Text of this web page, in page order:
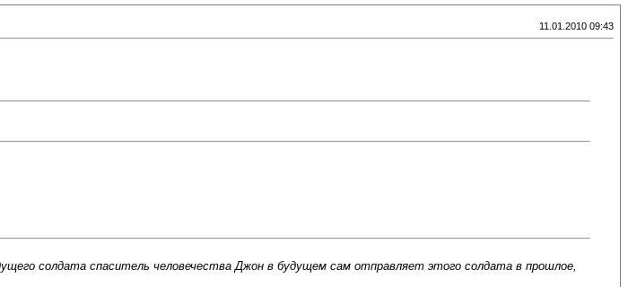
11.01.2010 09:43
солдата спаситель человечества Джон в будущем сам отправляет этого солдата в прошлое,